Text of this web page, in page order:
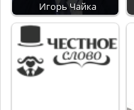
Игорь Чайка